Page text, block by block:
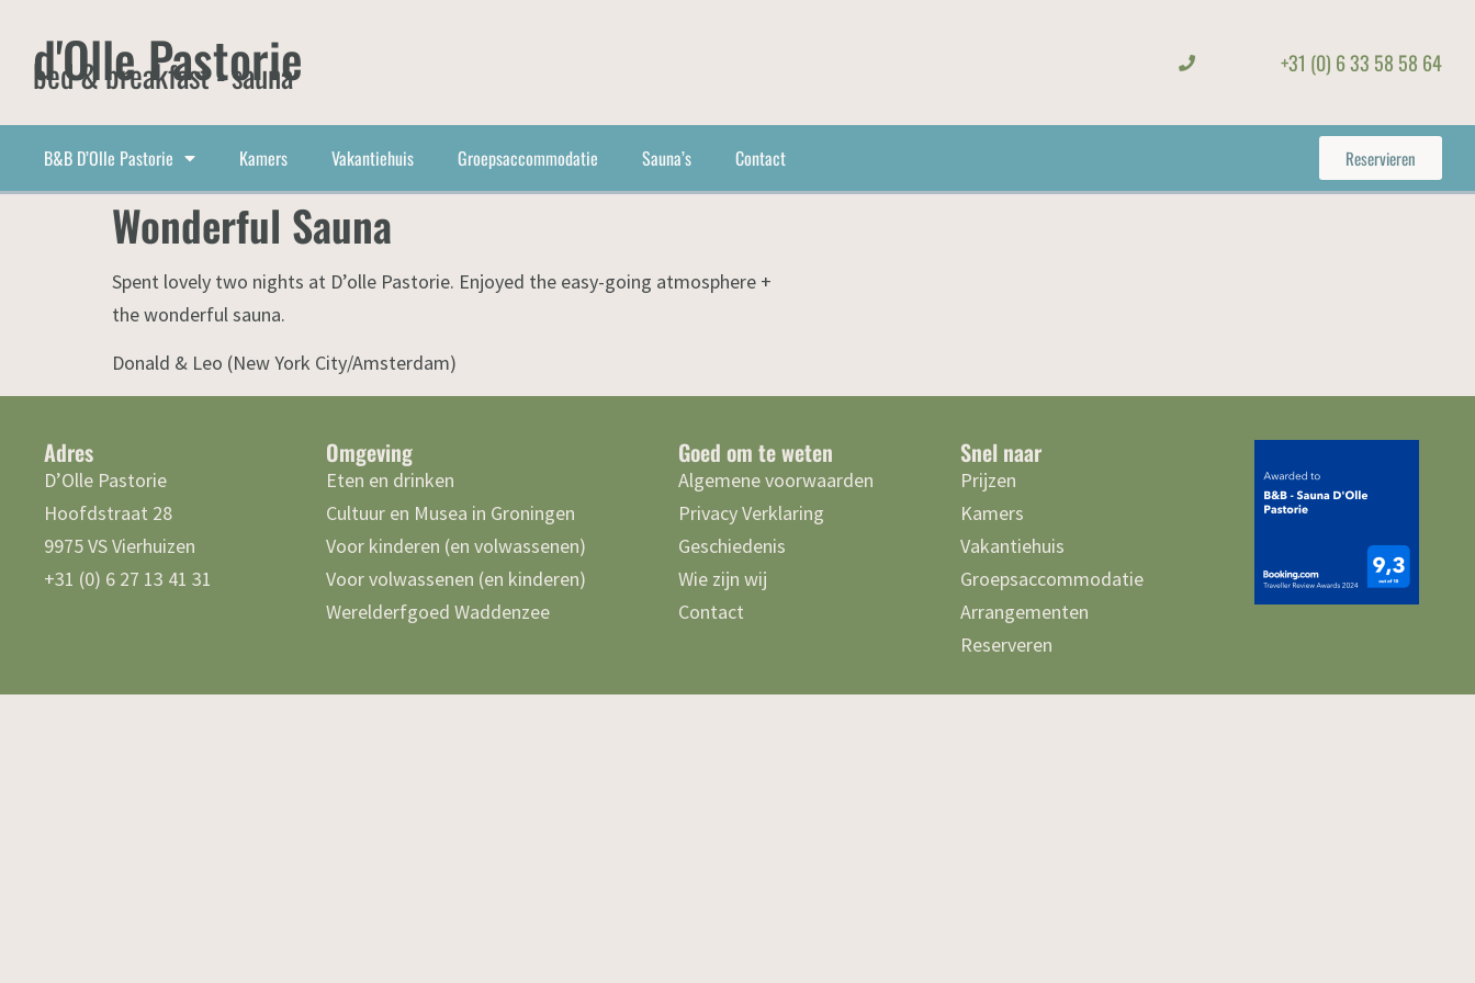
d'Olle Pastorie
bed & breakfast - sauna +31 (0) 6 33 58 58 64
B&B D’Olle Pastorie Kamers Vakantiehuis Groepsaccommodatie Sauna’s Contact Reservieren
Wonderful Sauna
Spent lovely two nights at D’olle Pastorie. Enjoyed the easy-going atmosphere +
the wonderful sauna.
Donald & Leo (New York City/Amsterdam)
Adres
D’Olle Pastorie
Hoofdstraat 28
9975 VS Vierhuizen
+31 (0) 6 27 13 41 31
Omgeving
Eten en drinken
Cultuur en Musea in Groningen
Voor kinderen (en volwassenen)
Voor volwassenen (en kinderen)
Werelderfgoed Waddenzee
Goed om te weten
Algemene voorwaarden
Privacy Verklaring
Geschiedenis
Wie zijn wij
Contact
Snel naar
Prijzen
Kamers
Vakantiehuis
Groepsaccommodatie
Arrangementen
Reserveren